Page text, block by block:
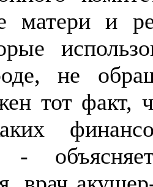
матери и
не
тот факт,
-